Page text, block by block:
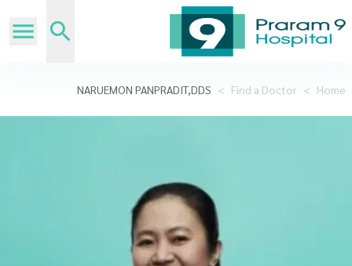
Home
>
Find a Doctor
>
NARUEMON PANPRADIT,DDS